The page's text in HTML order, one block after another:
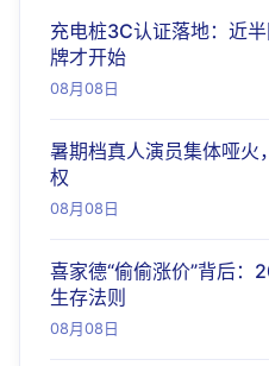
充电桩3C认证落地：近
牌才开始
08月08日
暑期档真人演员集体哑火
权
08月08日
喜家德“偷偷涨价”背后
生存法则
08月08日